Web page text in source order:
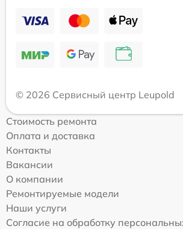
© 2026 Сервисный центр Leupold
Стоимость ремонта
Оплата и доставка
Контакты
Вакансии
О компании
Ремонтируемые модели
Наши услуги
Согласие на обработку